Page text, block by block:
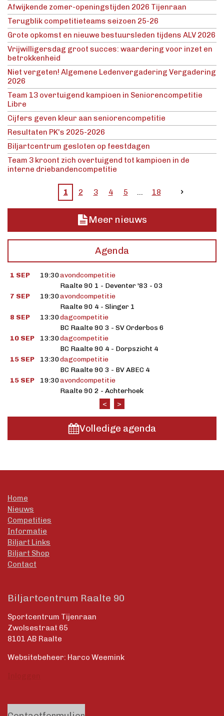
Afwijkende zomer-openingstijden 2026 Tijenraan
Terugblik competitieteams seizoen 25-26
Grote opkomst en nieuwe bestuursleden tijdens ALV 2026
Vrijwilligersdag groot succes: waardering voor inzet en
betrokkenheid
Niet vergeten! Algemene Ledenvergadering Vergadering
2026
Team 13 overtuigend kampioen in Seniorencompetitie
Libre
Cijfers geven kleur aan seniorencompetitie
Resultaten PK's 2025-2026
Biljartcentrum gesloten op feestdagen
Team 3 kroont zich overtuigend tot kampioen in de
interne driebandencompetitie
1 2 3 4 5 18
Meer nieuws
Agenda
1 SEP 19:30avondcompetitie
Raalte 90 1 - Deventer '83 - 03
7 SEP
19:30avondcompetitie
Raalte 90 4 - Slinger 1
8 SEP
13:30dagcompetitie
BC Raalte 90 3 - SV Orderbos 6
10 SEP
13:30dagcompetitie
BC Raalte 90 4 - Dorpszicht 4
15 SEP
13:30dagcompetitie
BC Raalte 90 3 - BV ABEC 4
15 SEP
19:30avondcompetitie
Raalte 90 2 - Achterhoek
<
>
Volledige agenda
Home
Nieuws
Competities
Informatie
Biljart Links
Biljart Shop
Contact
Biljartcentrum Raalte 90
Sportcentrum Tijenraan
Zwolsestraat 65
8101 AB Raalte
Websitebeheer: Harco Weemink